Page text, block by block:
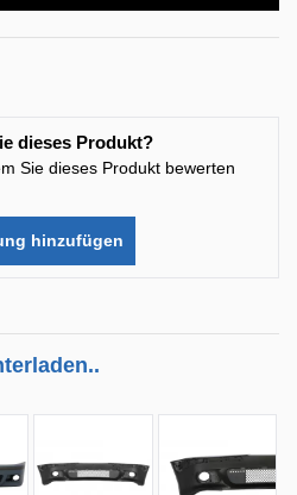
dieses Produkt?
Sie dieses Produkt bewerten
hinzufügen